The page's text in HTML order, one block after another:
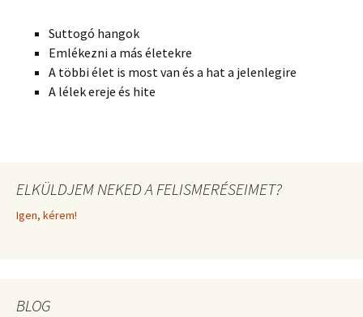
Suttogó hangok
Emlékezni a más életekre
A többi élet is most van és a hat a jelenlegire
A lélek ereje és hite
ELKÜLDJEM NEKED A FELISMERÉSEIMET?
Igen, kérem!
BLOG